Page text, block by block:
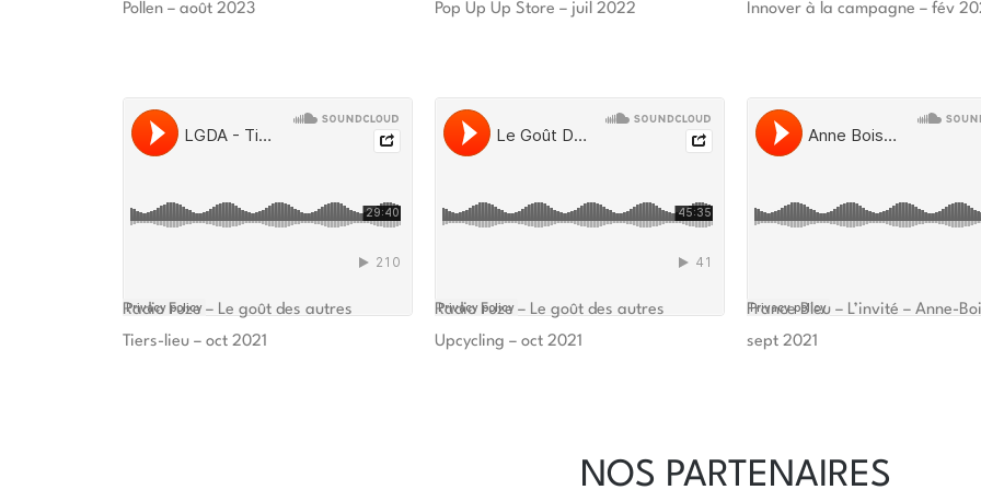
Pollen – août 2023
Pop Up Up Store – juil 2022
Innover à la campagne – fév
Radio Fuze – Le goût des autres
Tiers-lieu – oct 2021
Radio Fuze – Le goût des autres
Upcycling – oct 2021
France Bleu – L’invité – Anne-
sept 2021
NOS PARTENAIRES